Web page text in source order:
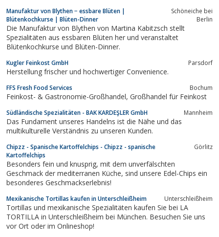
Manufaktur von Blythen − essbare Blüten |
Blütenkochkurse | Blüten-Dinner
Schöneiche bei
Berlin
Die Manufaktur von Blythen von Martina Kabitzsch stellt
Spezialitäten aus essbaren Blüten her und veranstaltet
Blütenkochkurse und Blüten-Dinner.
Kugler Feinkost GmbH Parsdorf
Herstellung frischer und hochwertiger Convenience.
FFS Fresh Food Services Bochum
Feinkost- & Gastronomie-Großhandel, Großhandel für Feinkost
Südländische Spezialitäten - BAK KARDEŞLER GmbH Mannheim
Das Fundament unseres Handelns ist die Nähe und das
multikulturelle Verständnis zu unseren Kunden.
Chipzz - Spanische Kartoffelchips - Chipzz - spanische
Kartoffelchips
Görlitz
Besonders fein und knusprig, mit dem unverfälschten
Geschmack der mediterranen Küche, sind unsere Edel-Chips ein
besonderes Geschmackserlebnis!
Mexikanische Tortillas kaufen in Unterschleißheim Unterschleißheim
Tortillas und mexikanische Spezialitäten kaufen Sie bei LA
TORTILLA in Unterschleißheim bei München. Besuchen Sie uns
vor Ort oder im Onlineshop!